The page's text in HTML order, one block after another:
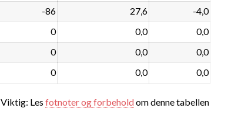
-86 27,6 -4,0
0 0,0 0,0
0 0,0 0,0
0 0,0 0,0
Viktig: Les fotnoter og forbeholdom denne tabellen